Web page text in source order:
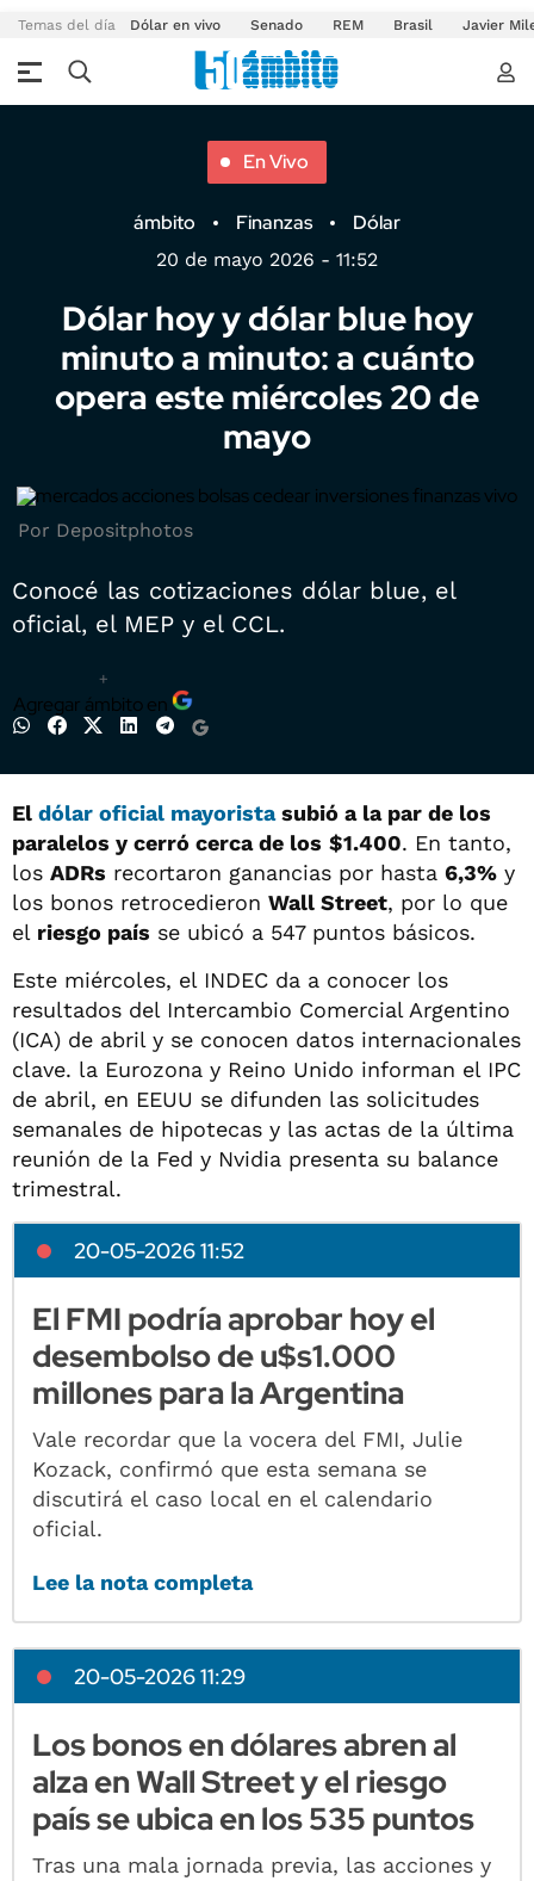
Temas del día Dólar en vivo Senado REM Brasil Javier
En Vivo
ámbito Finanzas Dólar
20 de mayo 2026 - 11:52
Dólar hoy y dólar blue hoy
minuto a minuto: a cuánto
opera este miércoles 20 de
mayo
Por Depositphotos
Conocé las cotizaciones dólar blue, el
oficial, el MEP y el CCL.
+
Agregar ámbito en
El dólar oficial mayoristasubió a la par de los
paralelos y cerró cerca de los $1.400. En tanto,
los ADRs recortaron ganancias por hasta 6,3% y
los bonos retrocedieron Wall Street, por lo que
el riesgo país se ubicó a 547 puntos básicos.
Este miércoles, el INDEC da a conocer los
resultados del Intercambio Comercial Argentino
(ICA) de abril y se conocen datos internacionales
clave. la Eurozona y Reino Unido informan el IPC
de abril, en EEUU se difunden las solicitudes
semanales de hipotecas y las actas de la última
reunión de la Fed y Nvidia presenta su balance
trimestral.
20-05-2026 11:52
El FMI podría aprobar hoy el
desembolso de u$s1.000
millones para la Argentina
Vale recordar que la vocera del FMI, Julie
Kozack, confirmó que esta semana se
discutirá el caso local en el calendario
oficial.
Lee la nota completa
20-05-2026 11:29
Los bonos en dólares abren al
alza en Wall Street y el riesgo
país se ubica en los 535 puntos
Tras una mala jornada previa, las acciones y